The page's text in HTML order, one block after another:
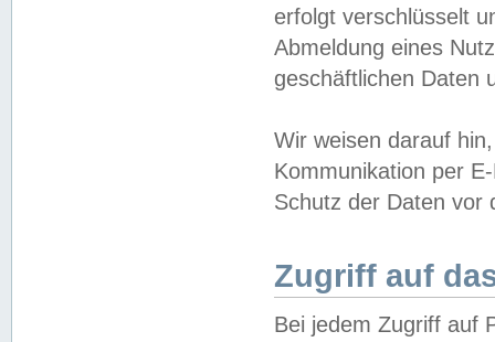
erfolgt verschlüsselt
Abmeldung eines
geschäftlichen Daten
Wir weisen darauf
Kommunikation per
Schutz der Daten vor
Zugriff auf
Bei jedem Zugriff auf